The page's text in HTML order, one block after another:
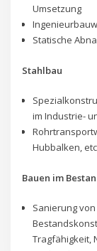
Umsetzung
Statische
Stahlbau
im Industrie-
Hubbalken,
Bauen im
Sanierung
Tragfähigkeit,